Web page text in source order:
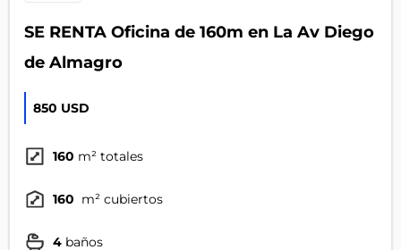
SE RENTA Oficina de 160m en La Av Diego
de Almagro
850 USD
160 m² totales
160 m² cubiertos
4 baños